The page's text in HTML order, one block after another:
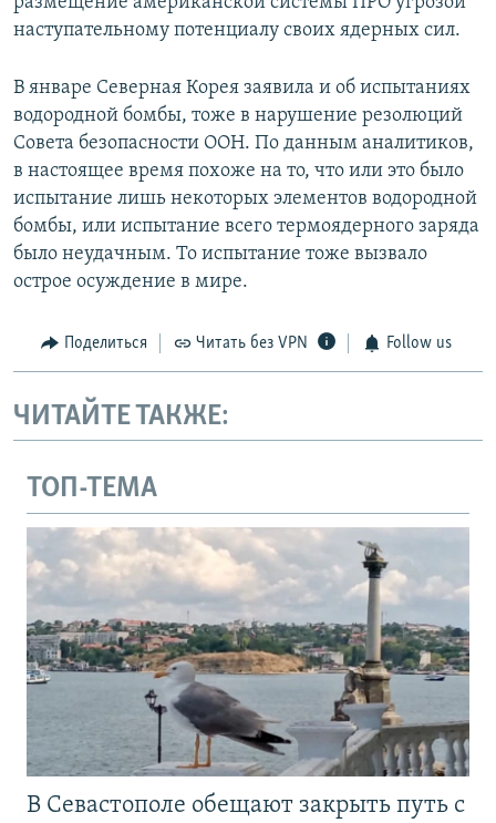
наступательному потенциалу своих ядерных сил.
В январе Северная Корея заявила и об испытаниях
водородной бомбы, тоже в нарушение резолюций
Совета безопасности ООН. По данным аналитиков,
в настоящее время похоже на то, что или это было
испытание лишь некоторых элементов водородной
бомбы, или испытание всего термоядерного заряда
было неудачным. То испытание тоже вызвало
острое осуждение в мире.
Поделиться Читать без VPN Follow us
ЧИТАЙТЕ ТАКЖЕ:
ТОП-ТЕМА
В Севастополе обещают закрыть путь с